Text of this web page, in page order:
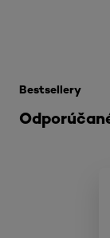
Bestsellery